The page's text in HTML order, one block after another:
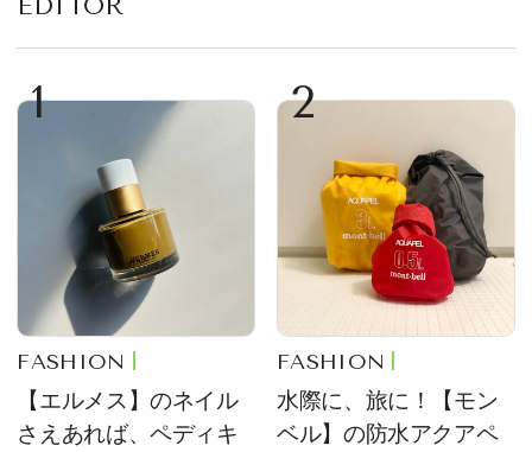
1
FASHION
【エルメス】のネイル
さえあれば、ペディキ
2
FASHION
水際に、旅に！【モン
ベル】の防水アクアペ